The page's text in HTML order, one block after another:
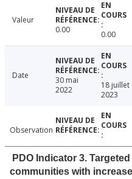
Valeur
0.00
0.00
Date
30 mai
2022
18 juillet
2023
Observation
PDO Indicator 3.
communities with